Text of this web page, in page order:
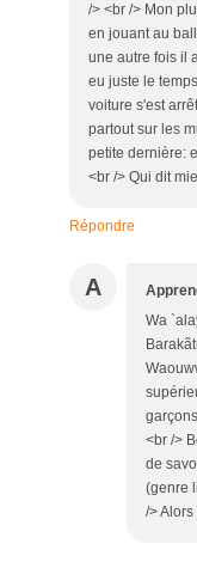
/> <br /> Mon
en jouant au
une autre fois il
eu juste le
voiture s'est
partout sur les
petite dernière:
<br /> Qui dit
Répondre
A
Wa
<br />
de
(genre
/>